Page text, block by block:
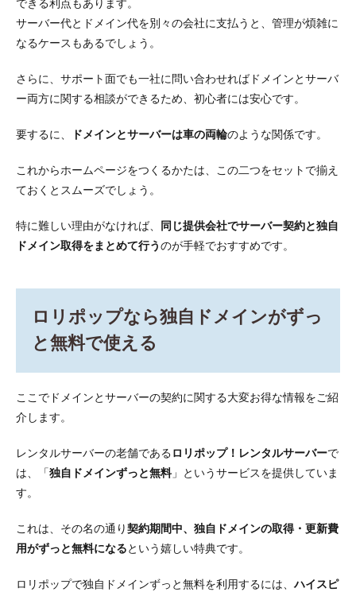
できる利点もあります。
サーバー代とドメイン代を別々の会社に支払うと、管理が煩雑に
なるケースもあるでしょう。
さらに、サポート面でも一社に問い合わせればドメインとサーバ
ー両方に関する相談ができるため、初心者には安心です。
要するに、 ドメインとサーバーは車の両輪のような関係です。
これからホームページをつくるかたは、この二つをセットで揃え
ておくとスムーズでしょう。
特に難しい理由がなければ、
同じ提供会社でサーバー契約と独自
ドメイン取得をまとめて行う のが手軽でおすすめです。
ロリポップなら独自ドメインがずっ
と無料で使える
ここでドメインとサーバーの契約に関する大変お得な情報をご紹
介します。
レンタルサーバーの老舗である ロリポップ！レンタルサーバーで
は、「 独自ドメインずっと無料」というサービスを提供していま
す。
これは、その名の通り 契約期間中、独自ドメインの取得・更新費
用がずっと無料になる という嬉しい特典です。
ロリポップで独自ドメインずっと無料を利用するには、ハイスピ